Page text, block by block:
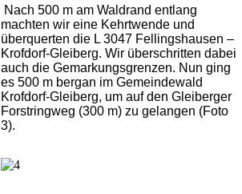
Nach 500 m am Waldrand entlang
machten wir eine Kehrtwende und
überquerten die L 3047 Fellingshausen –
Krofdorf-Gleiberg. Wir überschritten dabei
auch die Gemarkungsgrenzen. Nun ging
es 500 m bergan im Gemeindewald
Krofdorf-Gleiberg, um auf den Gleiberger
Forstringweg (300 m) zu gelangen (Foto
3).